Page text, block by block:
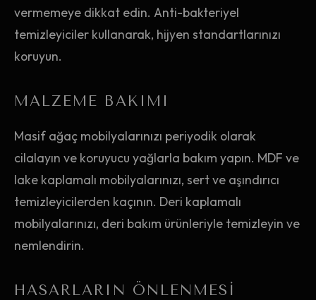
vermemeye dikkat edin. Anti-bakteriyel
temizleyiciler kullanarak, hijyen standartlarınızı
koruyun.
MALZEME BAKIMI
Masif ağaç mobilyalarınızı periyodik olarak
cilalayın ve koruyucu yağlarla bakım yapın. MDF ve
lake kaplamalı mobilyalarınızı, sert ve aşındırıcı
temizleyicilerden kaçının. Deri kaplamalı
mobilyalarınızı, deri bakım ürünleriyle temizleyin ve
nemlendirin.
HASARLARIN ÖNLENMESI